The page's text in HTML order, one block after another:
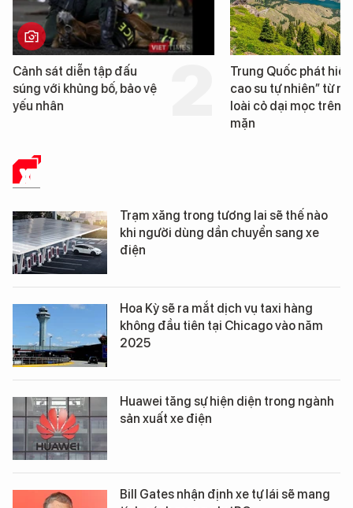
Trung Quốc phát hiện “mỏ
cao su tự nhiên” từ một
loài cỏ dại mọc trên đất
Loạt dự án bất
Đà Nẵng sắp bị
XE
Trạm xăng trong tương lai sẽ thế nào
khi người dùng dần chuyển sang xe
điện
Hoa Kỳ sẽ ra mắt dịch vụ taxi hàng
không đầu tiên tại Chicago vào năm
2025
Huawei tăng sự hiện diện trong ngành
sản xuất xe điện
Bill Gates nhận định xe tự lái sẽ mang